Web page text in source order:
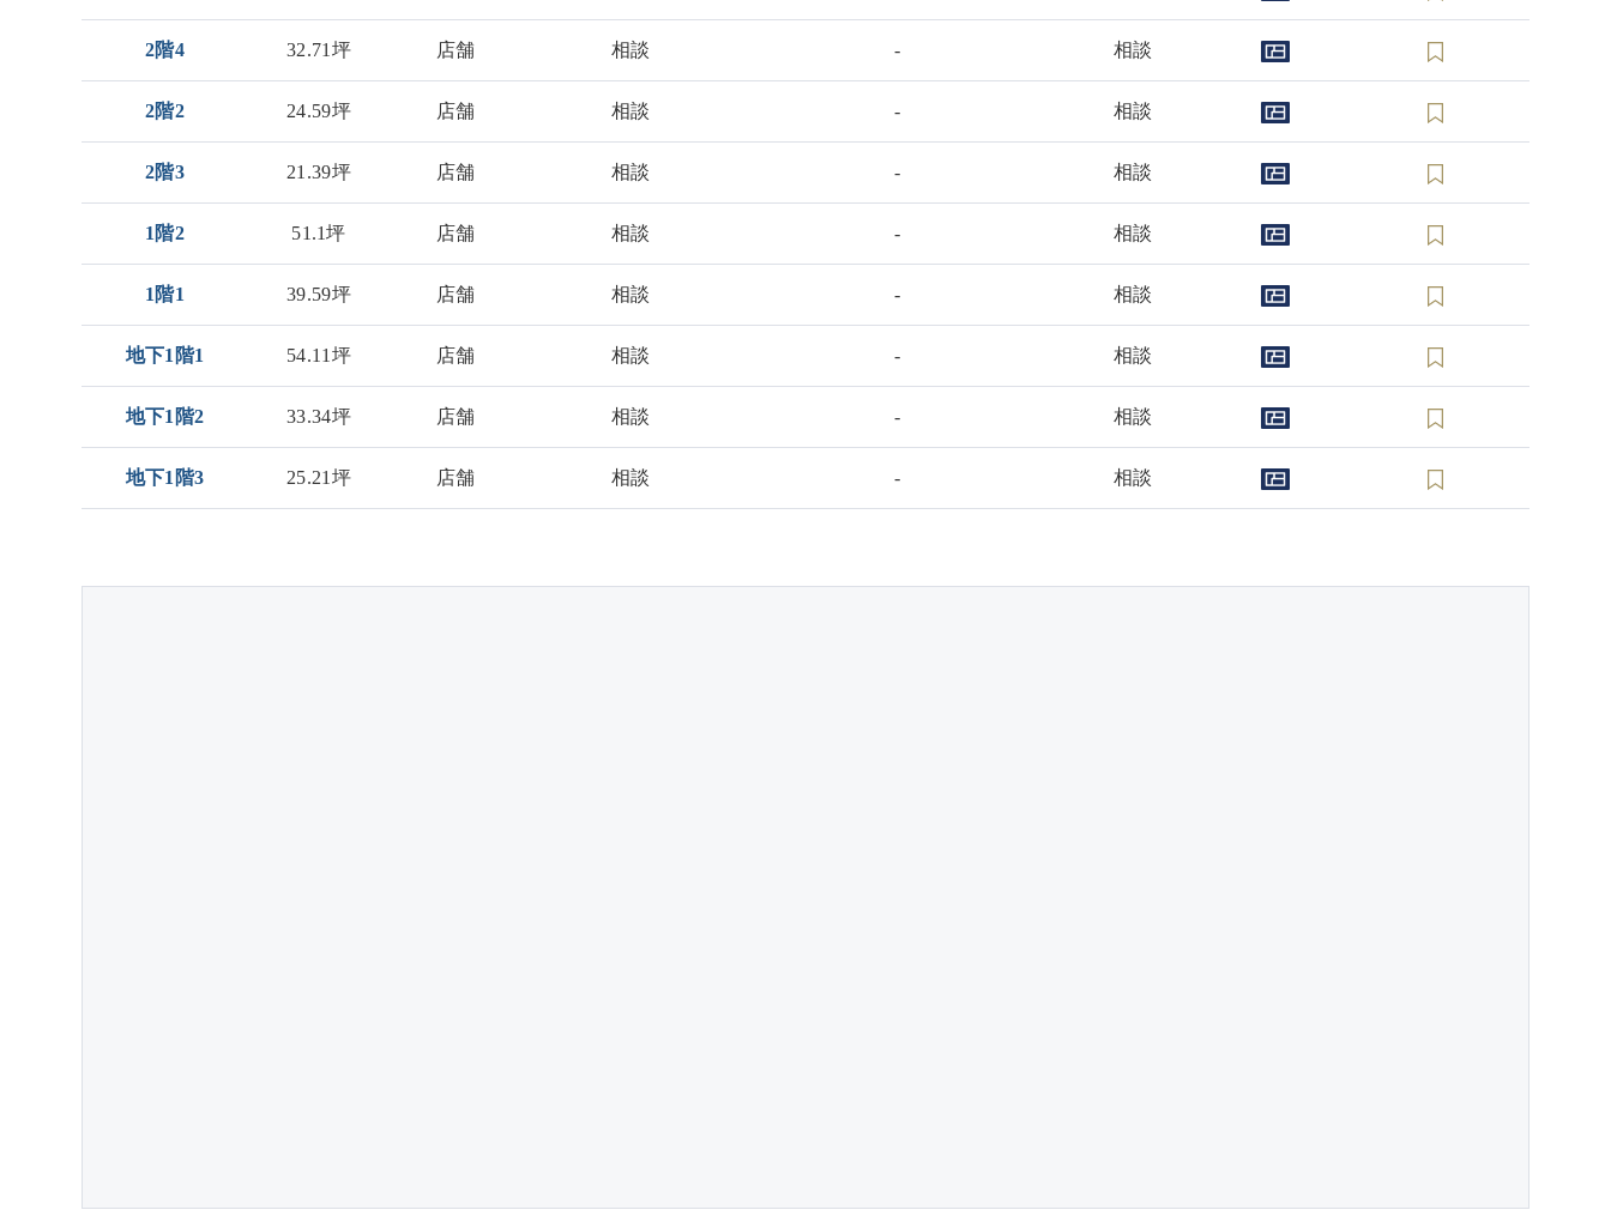
2階4 32.71坪 店舗 相談 - 相談
2階2 24.59坪 店舗 相談 - 相談
2階3 21.39坪 店舗 相談 - 相談
1階2 51.1坪 店舗 相談 - 相談
1階1 39.59坪 店舗 相談 - 相談
地下1階1 54.11坪 店舗 相談 - 相談
地下1階2 33.34坪 店舗 相談 - 相談
地下1階3 25.21坪 店舗 相談 - 相談